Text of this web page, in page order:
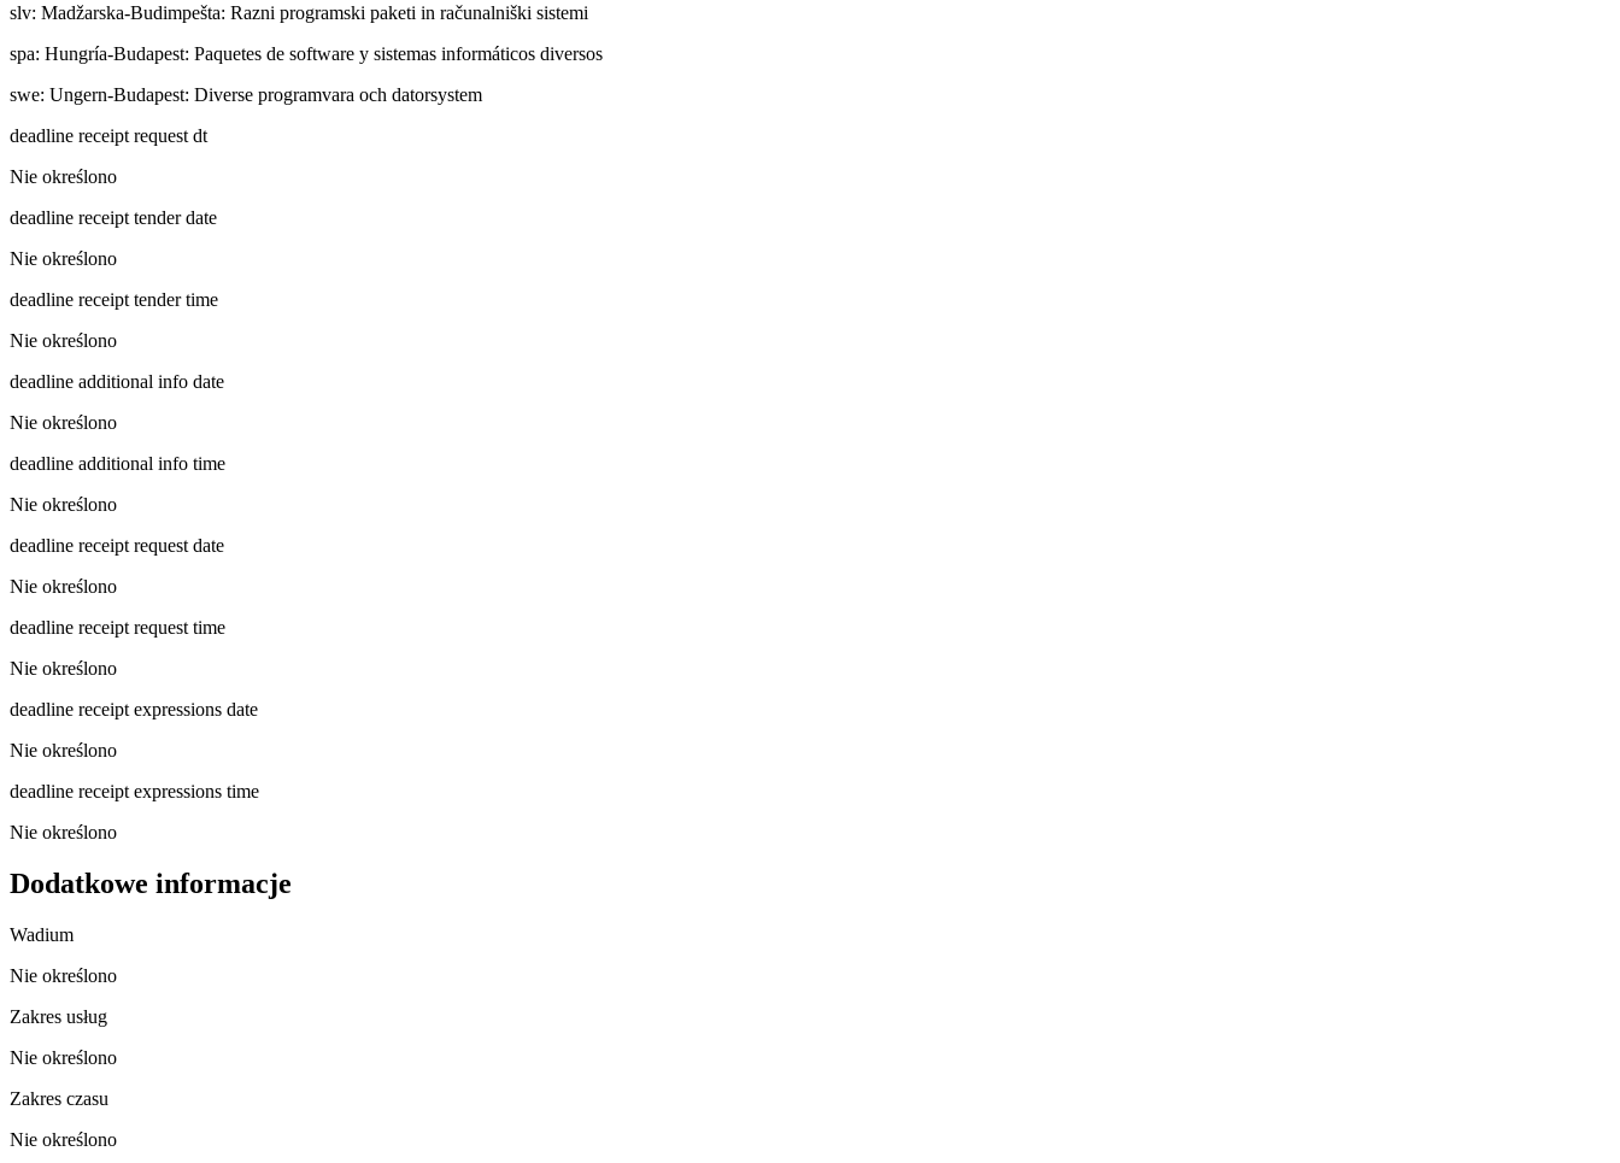
slv: Madžarska-Budimpešta: Razni programski paketi in računalniški sistemi
spa: Hungría-Budapest: Paquetes de software y sistemas informáticos diversos
swe: Ungern-Budapest: Diverse programvara och datorsystem
deadline receipt request dt
Nie określono
deadline receipt tender date
Nie określono
deadline receipt tender time
Nie określono
deadline additional info date
Nie określono
deadline additional info time
Nie określono
deadline receipt request date
Nie określono
deadline receipt request time
Nie określono
deadline receipt expressions date
Nie określono
deadline receipt expressions time
Nie określono
Dodatkowe informacje
Wadium
Nie określono
Zakres usług
Nie określono
Zakres czasu
Nie określono